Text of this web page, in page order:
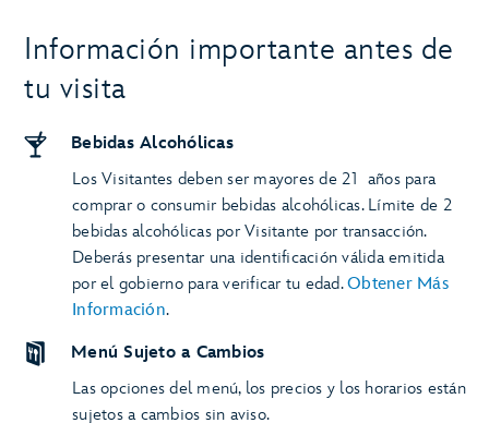
Información importante antes de
tu visita
Bebidas Alcohólicas
Los Visitantes deben ser mayores de 21 años para
comprar o consumir bebidas alcohólicas. Límite de 2
bebidas alcohólicas por Visitante por transacción.
Deberás presentar una identificación válida emitida
por el gobierno para verificar tu edad.Obtener Más
Información.
Menú Sujeto a Cambios
Las opciones del menú, los precios y los horarios están
sujetos a cambios sin aviso.